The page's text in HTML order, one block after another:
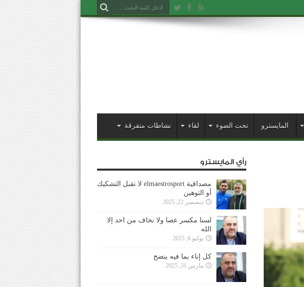
المايسترو تحت الضوء لقاء نشاطات متفرقة
رأي المايسترو
مصداقية elmaestrosport لا تقبل التشكيك
أو التوهين
ديسمبر 22, 2025
لسنا مكسر عصا ولا نخاف من احد إلا
الله
يوليو 6, 2025
كل إناء بما فيه ينضح
مارس 31, 2025